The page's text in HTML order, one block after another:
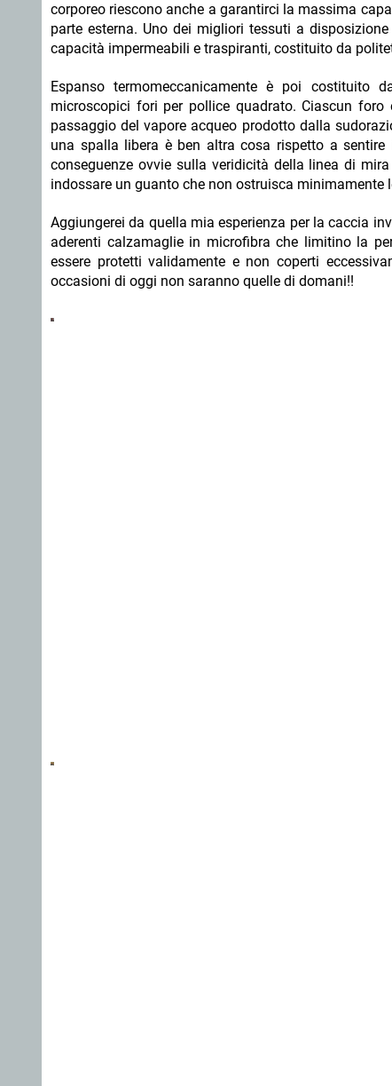
corporeo riescono anche a garantirci la massima
parte esterna. Uno dei migliori tessuti a
capacità impermeabili e traspiranti, costituito da
Espanso termomeccanicamente è poi costituito
microscopici fori per pollice quadrato. Ciascun
passaggio del vapore acqueo prodotto dalla
una spalla libera è ben altra cosa rispetto a
conseguenze ovvie sulla veridicità della linea di
indossare un guanto che non ostruisca minimamente
Aggiungerei da quella mia esperienza per la caccia
aderenti calzamaglie in microfibra che limitino la
essere protetti validamente e non coperti
occasioni di oggi non saranno quelle di domani!!